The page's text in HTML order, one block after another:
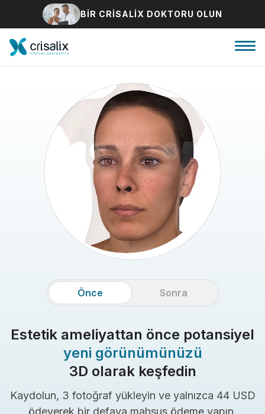
BIR CRISALIX DOKTORU OLUN
Cerrah ana sayfası
3D İş Platformu
Hasta incelemeleri
Estetik ameliyattan önce potansiyel
yeni görünümünüzü
3D olarak keşfedin
Kaydolun, 3 fotoğraf yükleyin ve yalnızca 44 USD
ödeyerek bir defaya mahsus ödeme yapın.
Önce Sonra